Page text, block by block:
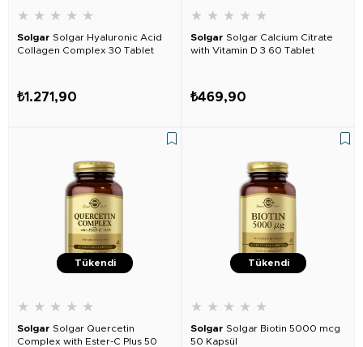
★ ★ ★ ★ ★
Solgar Solgar Hyaluronic Acid
Collagen Complex 30 Tablet
₺1.271,90
★ ★ ★ ★ ★
Solgar Solgar Calcium Citrate
with Vitamin D 3 60 Tablet
₺469,90
Tükendi
★ ★ ★ ★ ★
Solgar Solgar Quercetin
Complex with Ester-C Plus 50
Tükendi
★ ★ ★ ★ ★
Solgar Solgar Biotin 5000 mcg
50 Kapsül